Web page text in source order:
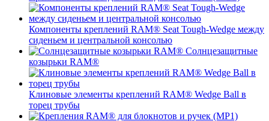
Компоненты креплений RAM® Seat Tough-Wedge между
сиденьем и центральной консолью
Солнцезащитные
козырьки RAM®
Клиновые элементы креплений RAM® Wedge Ball в
торец трубы